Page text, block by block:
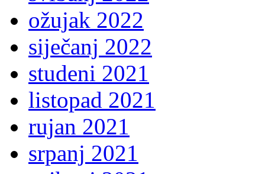
ožujak 2022
siječanj 2022
studeni 2021
listopad 2021
rujan 2021
srpanj 2021